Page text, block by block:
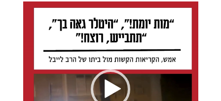
נגן